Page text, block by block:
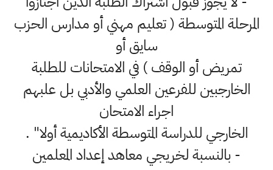
المرحلة المتوسطة ( تعليم مهني أو مدارس الحزب
سايق أو
تمريض أو الوقف ) في الامتحانات للطلبة
الخارجبين للفرعين العلمي والأدبي بل علبهم
اجراء الامتحان
الخارجي للدراسة المتوسطة الأكاديمية أولا" .
- بالنسبة لخريجي معاهد إعداد المعلمين